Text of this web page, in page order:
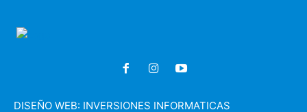
DISEÑO WEB: INVERSIONES INFORMATICAS